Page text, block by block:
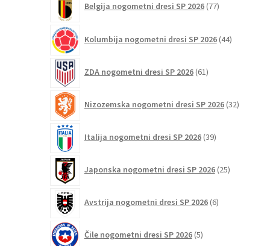
Belgija nogometni dresi SP 2026 77izdelkov
Kolumbija nogometni dresi SP 2026 44izdelkov
ZDA nogometni dresi SP 2026 61izdelkov
Nizozemska nogometni dresi SP 2026 32izdelkov
Italija nogometni dresi SP 2026 39izdelkov
Japonska nogometni dresi SP 2026 25izdelkov
Avstrija nogometni dresi SP 2026 6izdelkov
Čile nogometni dresi SP 2026 5izdelkov